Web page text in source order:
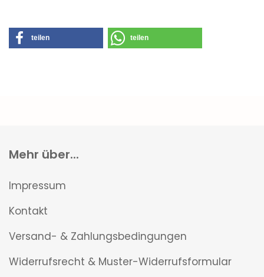
teilen teilen
Mehr über...
Impressum
Kontakt
Versand- & Zahlungsbedingungen
Widerrufsrecht & Muster-Widerrufsformular